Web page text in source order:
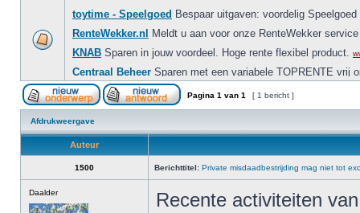
Pagina 1 van 1 [ 1 bericht ]
Afdrukweergave
Auteur
1500 Berichttitel: Private misdaadbestrijding mag niet tot
Daalder
Recente activiteiten